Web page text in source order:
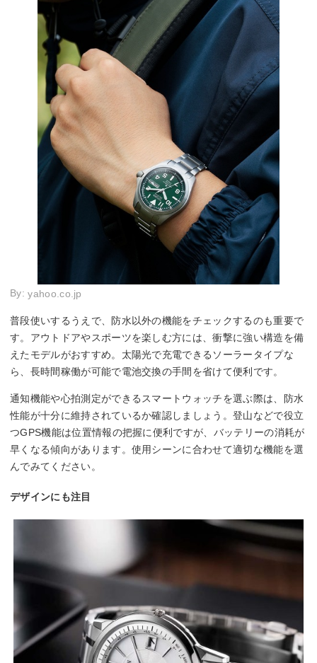
By:yahoo.co.jp
普段使いするうえで、防水以外の機能をチェックするのも重要で
す。アウトドアやスポーツを楽しむ方には、衝撃に強い構造を備
えたモデルがおすすめ。太陽光で充電できるソーラータイプな
ら、長時間稼働が可能で電池交換の手間を省けて便利です。
通知機能や心拍測定ができるスマートウォッチを選ぶ際は、防水
性能が十分に維持されているか確認しましょう。登山などで役立
つGPS機能は位置情報の把握に便利ですが、バッテリーの消耗が
早くなる傾向があります。使用シーンに合わせて適切な機能を選
んでみてください。
デザインにも注目